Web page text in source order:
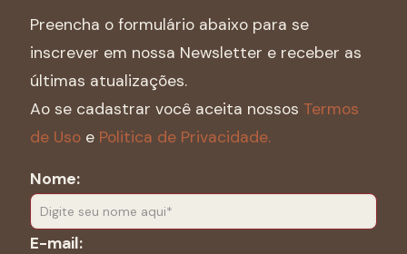
Preencha o formulário abaixo para se
inscrever em nossa Newsletter e receber as
últimas atualizações.
Ao se cadastrar você aceita nossos Termos
de Uso e Politica de Privacidade.
Nome:
E-mail: